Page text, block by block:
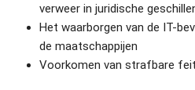
verweer in juridische
Het waarborgen van de IT-
de maatschappijen
Voorkomen van strafbare